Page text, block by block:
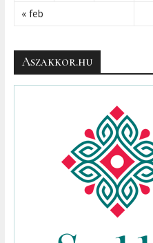
« feb
Aszakkor.hu